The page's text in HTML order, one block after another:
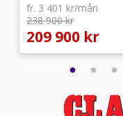
fr. 3 401 kr/mån
238 900 kr
209 900 kr